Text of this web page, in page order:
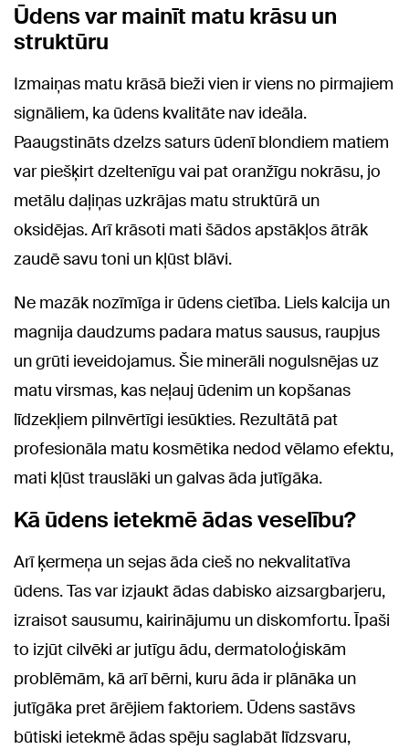
Ūdens var mainīt matu krāsu un
struktūru
Izmaiņas matu krāsā bieži vien ir viens no pirmajiem
signāliem, ka ūdens kvalitāte nav ideāla.
Paaugstināts dzelzs saturs ūdenī blondiem matiem
var piešķirt dzeltenīgu vai pat oranžīgu nokrāsu, jo
metālu daļiņas uzkrājas matu struktūrā un
oksidējas. Arī krāsoti mati šādos apstākļos ātrāk
zaudē savu toni un kļūst blāvi.
Ne mazāk nozīmīga ir ūdens cietība. Liels kalcija un
magnija daudzums padara matus sausus, raupjus
un grūti ieveidojamus. Šie minerāli nogulsnējas uz
matu virsmas, kas neļauj ūdenim un kopšanas
līdzekļiem pilnvērtīgi iesūkties. Rezultātā pat
profesionāla matu kosmētika nedod vēlamo efektu,
mati kļūst trauslāki un galvas āda jutīgāka.
Kā ūdens ietekmē ādas veselību?
Arī ķermeņa un sejas āda cieš no nekvalitatīva
ūdens. Tas var izjaukt ādas dabisko aizsargbarjeru,
izraisot sausumu, kairinājumu un diskomfortu. Īpaši
to izjūt cilvēki ar jutīgu ādu, dermatoloģiskām
problēmām, kā arī bērni, kuru āda ir plānāka un
jutīgāka pret ārējiem faktoriem. Ūdens sastāvs
būtiski ietekmē ādas spēju saglabāt līdzsvaru,